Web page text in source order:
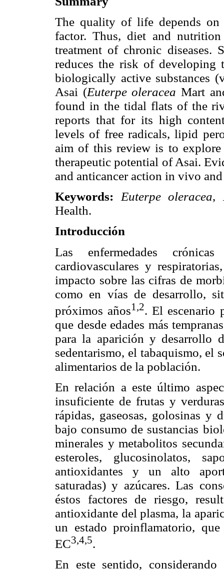
The quality of life depends on
factor. Thus, diet and
treatment of chronic diseases.
reduces the risk of
biologically active substances
Asai (Euterpe oleracea Mart
found in the tidal flats of the
reports that for its high
levels of free radicals, lipid
aim of this review is to explore
therapeutic potential of Asai.
and anticancer action in vivo
Keywords:
Euterpe oleracea,
Health.
Introducción
Las enfermedades
cardiovasculares y
impacto sobre las cifras de
como en vías de desarrollo,
próximos años1,2. El escenario
que desde edades más
para la aparición y desarrollo
sedentarismo, el tabaquismo, el
alimentarios de la población.
En relación a este último
insuficiente de frutas y
rápidas, gaseosas, golosinas y
bajo consumo de sustancias
minerales y metabolitos
esteroles, glucosinolatos,
antioxidantes y un alto
saturadas) y azúcares. Las
éstos factores de riesgo,
antioxidante del plasma, la
un estado proinflamatorio,
EC3,4,5.
En este sentido,